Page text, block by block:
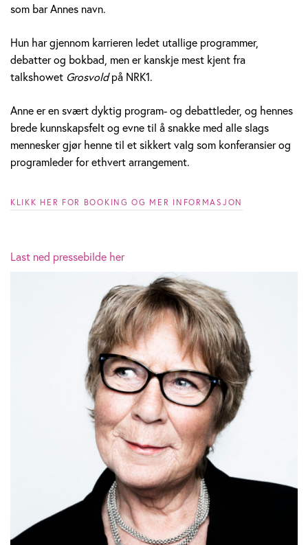
som bar Annes navn.
Hun har gjennom karrieren ledet utallige programmer,
debatter og bokbad, men er kanskje mest kjent fra
talkshowet Grosvoldpå NRK1.
Anne er en svært dyktig program- og debattleder, og hennes
brede kunnskapsfelt og evne til å snakke med alle slags
mennesker gjør henne til et sikkert valg som konferansier og
programleder for ethvert arrangement.
KLIKK HER FOR BOOKING OG MER INFORMASJON
Last ned pressebilde her